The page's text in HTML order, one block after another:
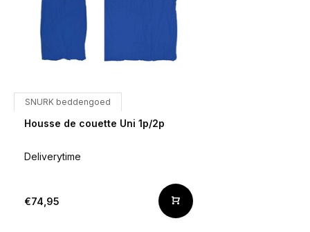
SNURK beddengoed
Housse de couette Uni 1p/2p
Deliverytime
€74,95